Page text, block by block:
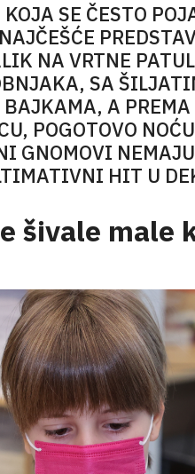
SE ČESTO
NA VRTNE
SA
A PREMA
POGOTOVO
GNOMOVI
HIT U
šivale male